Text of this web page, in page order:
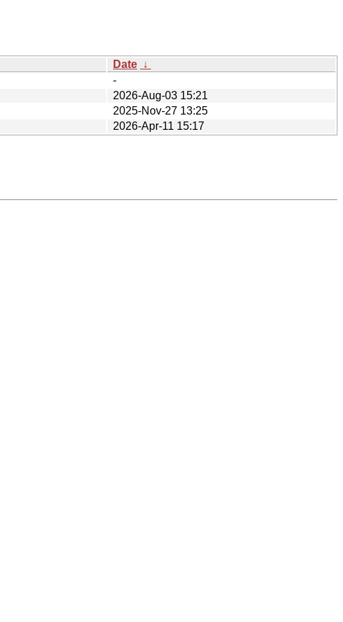
Date ↓
-
2026-Aug-03 15:21
2025-Nov-27 13:25
2026-Apr-11 15:17